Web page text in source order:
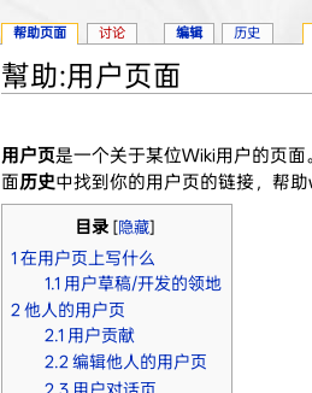
幫助:用户页面
用户页是一个关于某位Wiki用户的页
面历史中找到你的用户页的链接，帮
目录[隐藏]
1 在用户页上写什么
1.1 用户草稿/开发的领地
2 他人的用户页
2.1 用户贡献
2.2编辑他人的用户页
帮助页面 讨论 编辑 历史